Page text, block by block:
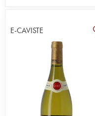
E-CAVISTE